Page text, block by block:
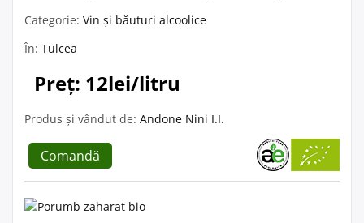
Categorie: Vin și băuturi alcoolice
În: Tulcea
Preț: 12lei/litru
Produs și vândut de: Andone Nini I.I.
Comandă